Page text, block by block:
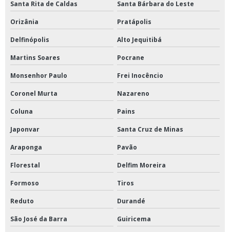
Santa Rita de Caldas Santa Bárbara do Leste
Orizânia Pratápolis
Delfinópolis Alto Jequitibá
Martins Soares Pocrane
Monsenhor Paulo Frei Inocêncio
Coronel Murta Nazareno
Coluna Pains
Japonvar Santa Cruz de Minas
Araponga Pavão
Florestal Delfim Moreira
Formoso Tiros
Reduto Durandé
São José da Barra Guiricema